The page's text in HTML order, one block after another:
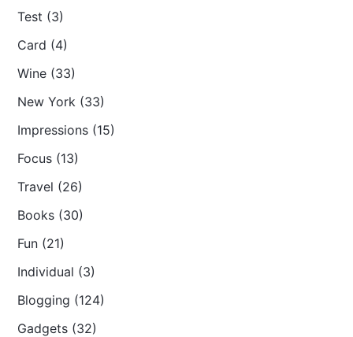
Test (3)
Card (4)
Wine (33)
New York (33)
Impressions (15)
Focus (13)
Travel (26)
Books (30)
Fun (21)
Individual (3)
Blogging (124)
Gadgets (32)